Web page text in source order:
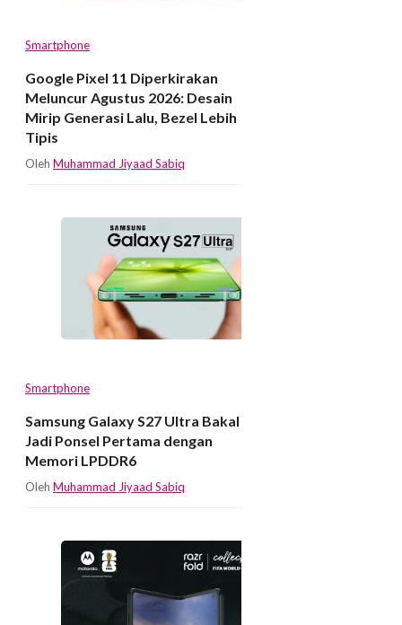
Smartphone
Google Pixel 11 Diperkirakan
Meluncur Agustus 2026: Desain
Mirip Generasi Lalu, Bezel Lebih
Tipis
Oleh Muhammad Jiyaad Sabiq
Smartphone
Samsung Galaxy S27 Ultra Bakal
Jadi Ponsel Pertama dengan
Memori LPDDR6
Oleh Muhammad Jiyaad Sabiq